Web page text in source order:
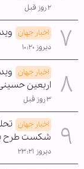
۲ روز قبل
اخبار جهان
دیروز ۱۰:۲۰
اخبار جهان
اربعین
۳ روز قبل
اخبار جهان
شکست طرح
دیروز ۲۳:۲۱